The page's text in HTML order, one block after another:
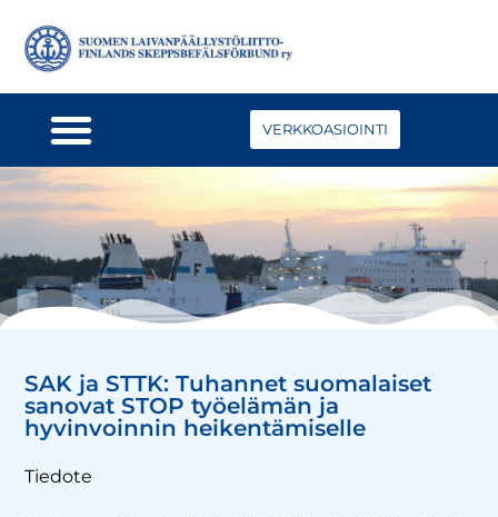
VERKKOASIOINTI
SAK ja STTK: Tuhannet suomalaiset
sanovat STOP työelämän ja
hyvinvoinnin heikentämiselle
Tiedote